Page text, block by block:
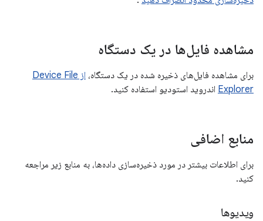
مشاهده فایل‌ها در یک دستگاه
برای مشاهده فایل‌های ذخیره شده در یک دستگاه،
از Device File
Explorer اندروید استودیو استفاده کنید.
منابع اضافی
برای اطلاعات بیشتر در مورد ذخیره‌سازی داده‌ها، به منابع زیر مراجعه
کنید.
ویدیوها